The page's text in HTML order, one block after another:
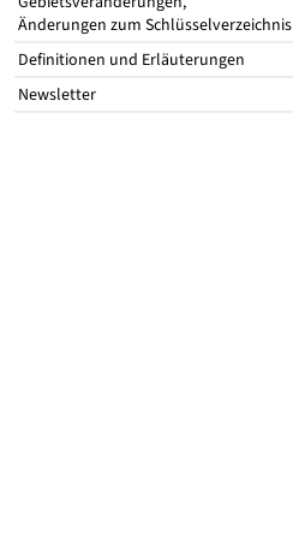
Änderungen zum Schlüsselverzeichnis
Definitionen und Erläuterungen
Newsletter